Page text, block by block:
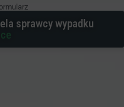
sprawcy wypadku